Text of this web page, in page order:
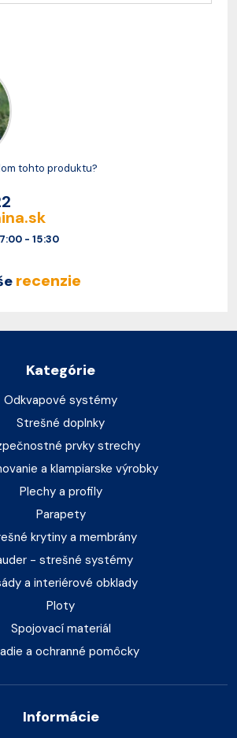
tohto produktu?
7:00 - 15:30
recenzie
Kategórie
Odkvapové systémy
Strešné doplnky
prvky strechy
a klampiarske výrobky
Plechy a profily
Parapety
krytiny a membrány
- strešné systémy
a interiérové obklady
Ploty
Spojovací materiál
a ochranné pomôcky
Informácie